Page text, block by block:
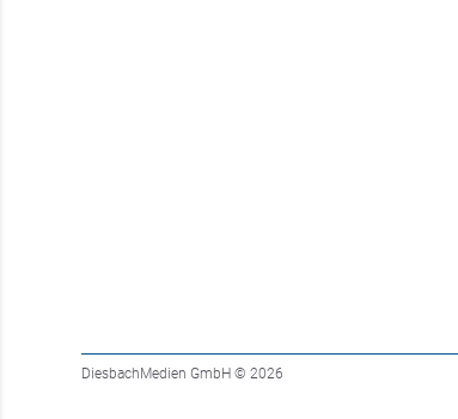
DiesbachMedien GmbH © 2026